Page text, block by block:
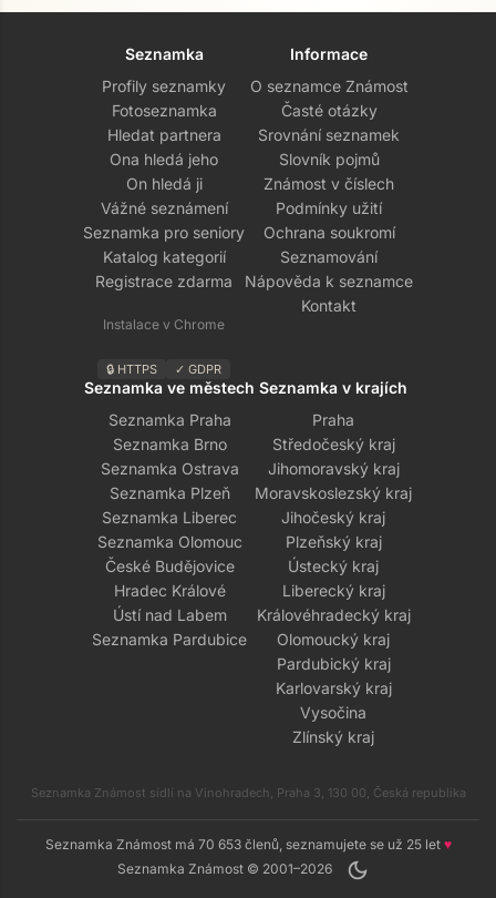
Seznamka
Profily seznamky
Fotoseznamka
Hledat partnera
Ona hledá jeho
On hledá ji
Vážné seznámení
Seznamka pro seniory
Katalog kategorií
Registrace zdarma
Instalace v Chrome
🔒 HTTPS ✓ GDPR
Informace
O seznamce Známost
Časté otázky
Srovnání seznamek
Slovník pojmů
Známost v číslech
Podmínky užití
Ochrana soukromí
Seznamování
Nápověda k seznamce
Kontakt
Seznamka ve městech
Seznamka Praha
Seznamka Brno
Seznamka Ostrava
Seznamka Plzeň
Seznamka Liberec
Seznamka Olomouc
České Budějovice
Hradec Králové
Ústí nad Labem
Seznamka Pardubice
Seznamka v krajích
Praha
Středočeský kraj
Jihomoravský kraj
Moravskoslezský kraj
Jihočeský kraj
Plzeňský kraj
Ústecký kraj
Liberecký kraj
Královéhradecký kraj
Olomoucký kraj
Pardubický kraj
Karlovarský kraj
Vysočina
Zlínský kraj
Seznamka Známost sídlí na Vinohradech, Praha 3, 130 00, Česká republika
Seznamka Známost má 70 653 členů, seznamujete se už 25 let ♥
Seznamka Známost © 2001–2026
dark_mode